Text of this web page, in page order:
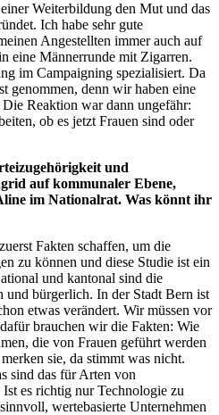
Weiterbildung den Mut und das
Ich habe sehr gute
Angestellten immer auch auf
eine Männerrunde mit Zigarren.
im Campaigning spezialisiert. Da
genommen, denn wir haben eine
Reaktion war dann ungefähr:
ob es jetzt Frauen sind oder
und
auf kommunaler Ebene,
im Nationalrat. Was könnt ihr
Fakten schaffen, um die
zu können und diese Studie ist ein
und kantonal sind die
und bürgerlich. In der Stadt Bern ist
etwas verändert. Wir müssen vor
brauchen wir die Fakten: Wie
die von Frauen geführt werden
sie, da stimmt was nicht.
sind das für Arten von
es richtig nur Technologie zu
wertebasierte Unternehmen